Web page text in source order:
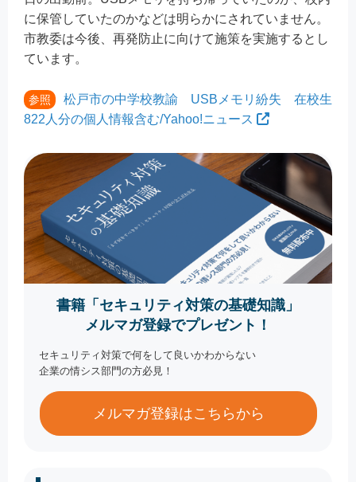
に保管していたのかなどは明らかにされていません。
市教委は今後、再発防止に向けて施策を実施するとし
ています。
参照
松戸市の中学校教諭 USBメモリ紛失 在校生
822人分の個人情報含む/Yahoo!ニュース
書籍「セキュリティ対策の基礎知識」
メルマガ登録でプレゼント！
セキュリティ対策で何をして良いかわからない
企業の情シス部門の方必見！
メルマガ登録はこちらから